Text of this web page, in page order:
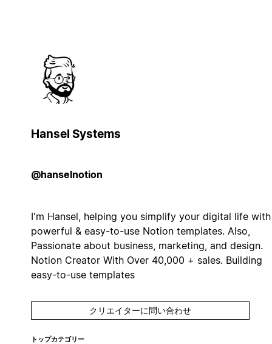
Hansel Systems
@hanselnotion
I'm Hansel, helping you simplify your digital life with
powerful & easy-to-use Notion templates. Also,
Passionate about business, marketing, and design.
Notion Creator With Over 40,000 + sales. Building
easy-to-use templates
クリエイターに問い合わせ
トップカテゴリー